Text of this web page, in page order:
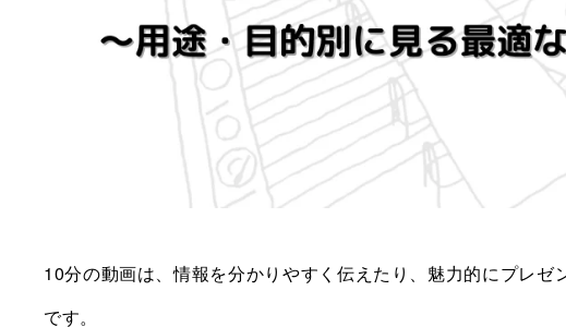
10分の動画は、情報を分かりやすく伝えたり、魅力的にプレ
です。